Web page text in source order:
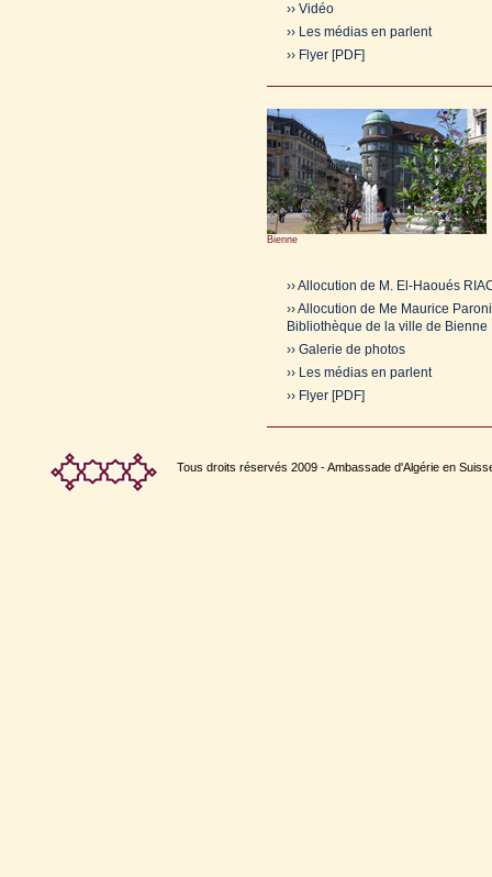
›› Vidéo
›› Les médias en parlent
›› Flyer [PDF]
Bienne
›› Allocution de M. El-Haoués
›› Allocution de Me Maurice
Bibliothèque de la ville de Bienne
›› Galerie de photos
›› Les médias en parlent
›› Flyer [PDF]
Tous droits réservés 2009 - Ambassade d'Algérie en